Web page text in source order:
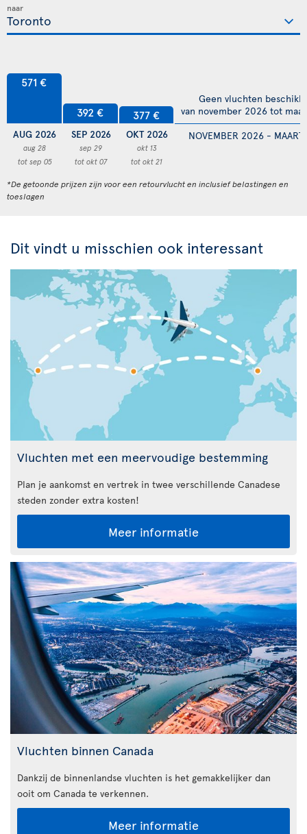
naar
571 €
AUG 2026
aug 28
tot sep 05
392 €
SEP 2026
sep 29
tot okt 07
377 €
OKT 2026
okt 13
tot okt 21
NOVEMBER 2026 -
Geen vluchten
van november 2026 tot
*De getoonde prijzen zijn voor een retourvlucht en inclusief belastingen en
toeslagen
Dit vindt u misschien ook interessant
Vluchten met een meervoudige bestemming
Plan je aankomst en vertrek in twee verschillende Canadese
steden zonder extra kosten!
Meer informatie
Vluchten binnen Canada
Dankzij de binnenlandse vluchten is het gemakkelijker dan
ooit om Canada te verkennen.
Meer informatie